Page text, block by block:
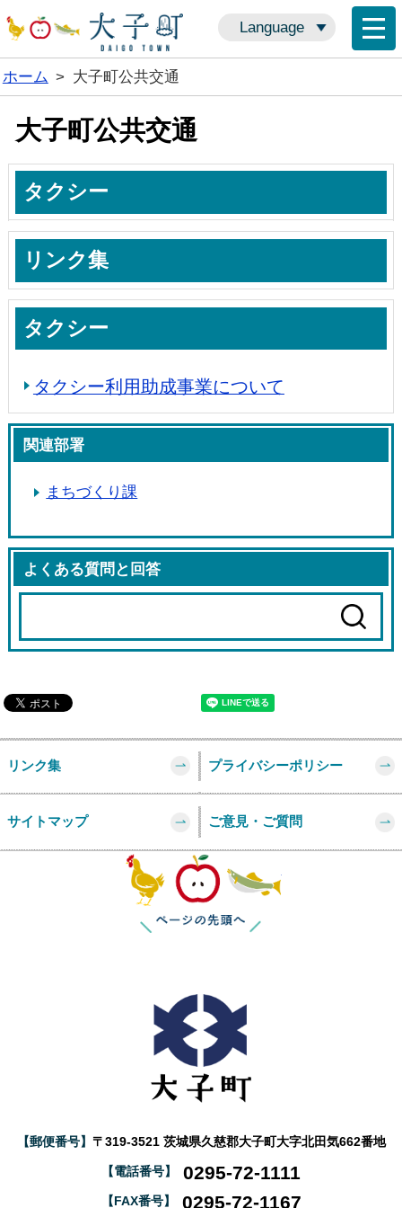
Language
ホーム > 大子町公共交通
大子町公共交通
タクシー
リンク集
タクシー
タクシー利用助成事業について
関連部署
まちづくり課
よくある質問と回答
リンク集 プライバシーポリシー
サイトマップ ご意見・ご質問
【郵便番号】 〒319-3521 茨城県久慈郡大子町大字北田気662番地
【電話番号】 0295-72-1111
【FAX番号】 0295-72-1167